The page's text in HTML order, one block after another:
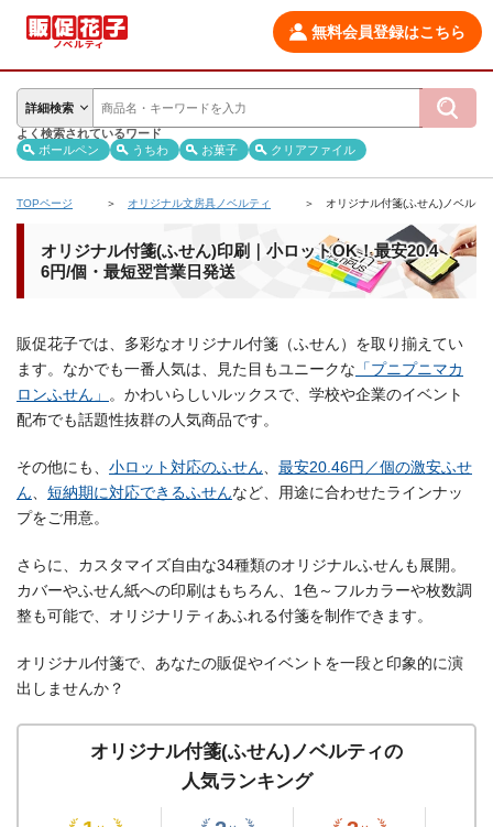
無料会員登録はこちら
詳細検索
よく検索されているワード
ボールペン
うちわ お菓子 クリアファイル
TOPページ オリジナル文房具ノベルティ オリジナル付箋(ふせん)ノベルテ
オリジナル付箋(ふせん)印刷｜小ロットOK！最安20.4
6円/個・最短翌営業日発送
販促花子では、多彩なオリジナル付箋（ふせん）を取り揃えてい
ます。なかでも一番人気は、見た目もユニークな 「プニプニマカ
ロンふせん」
。かわいらしいルックスで、学校や企業のイベント
配布でも話題性抜群の人気商品です。
その他にも、 小ロット対応のふせん
最安20.46円／個の激安ふせ
ん
短納期に対応できるふせんなど、用途に合わせたラインナッ
プをご用意。
さらに、カスタマイズ自由な34種類のオリジナルふせんも展開。
カバーやふせん紙への印刷はもちろん、1色～フルカラーや枚数調
整も可能で、オリジナリティあふれる付箋を制作できます。
オリジナル付箋で、あなたの販促やイベントを一段と印象的に演
出しませんか？
オリジナル付箋(ふせん)ノベルティの
人気ランキング